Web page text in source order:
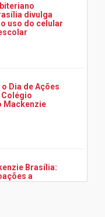
divulga
uso do celular
Dia de Ações
Colégio
Mackenzie
Brasília:
a
da Cidade